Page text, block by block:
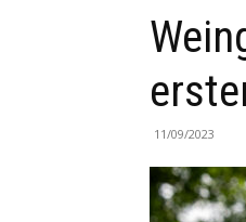
11/09/2023